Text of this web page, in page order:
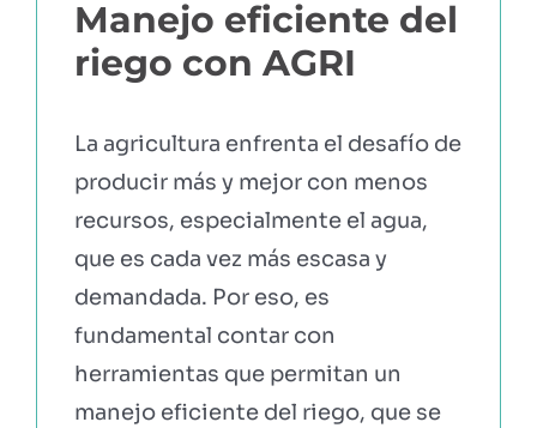
Manejo eficiente del
riego con AGRI
La agricultura enfrenta el desafío de
producir más y mejor con menos
recursos, especialmente el agua,
que es cada vez más escasa y
demandada. Por eso, es
fundamental contar con
herramientas que permitan un
manejo eficiente del riego, que se